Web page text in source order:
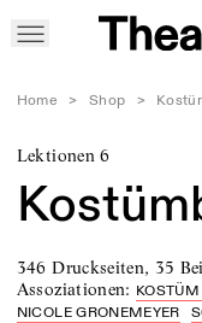
Home > Shop >
Lektionen 6
346 Druckseiten, 35
Assoziationen:
NICOLE GRONEMEYER